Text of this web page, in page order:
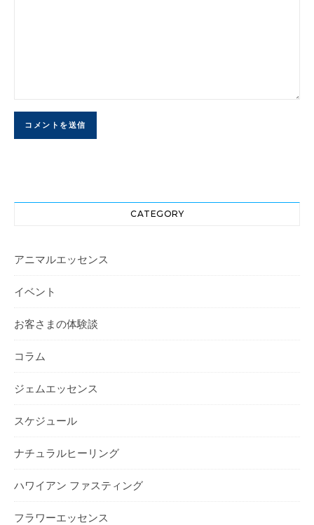
CATEGORY
アニマルエッセンス
イベント
お客さまの体験談
コラム
ジェムエッセンス
スケジュール
ナチュラルヒーリング
ハワイアン ファスティング
フラワーエッセンス